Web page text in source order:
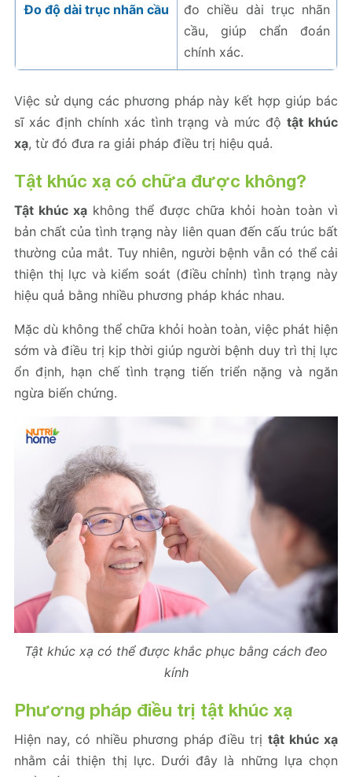
Đo độ dài trục nhãn cầu
đo chiều dài trục nhãn
cầu, giúp chẩn đoán
chính xác.
Việc sử dụng các phương pháp này kết hợp giúp bác
sĩ xác định chính xác tình trạng và mức độtật khúc
xạ, từ đó đưa ra giải pháp điều trị hiệu quả.
Tật khúc xạ có chữa được không?
Tật khúc xạ không thể được chữa khỏi hoàn toàn vì
bản chất của tình trạng này liên quan đến cấu trúc bất
thường của mắt. Tuy nhiên, người bệnh vẫn có thể cải
thiện thị lực và kiểm soát (điều chỉnh) tình trạng này
hiệu quả bằng nhiều phương pháp khác nhau.
Mặc dù không thể chữa khỏi hoàn toàn, việc phát hiện
sớm và điều trị kịp thời giúp người bệnh duy trì thị lực
ổn định, hạn chế tình trạng tiến triển nặng và ngăn
ngừa biến chứng.
Tật khúc xạ có thể được khắc phục bằng cách đeo
kính
Phương pháp điều trị tật khúc xạ
Hiện nay, có nhiều phương pháp điều trịtật khúc xạ
nhằm cải thiện thị lực. Dưới đây là những lựa chọn